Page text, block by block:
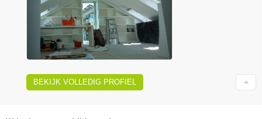
BEKIJK VOLLEDIG PROFIEL